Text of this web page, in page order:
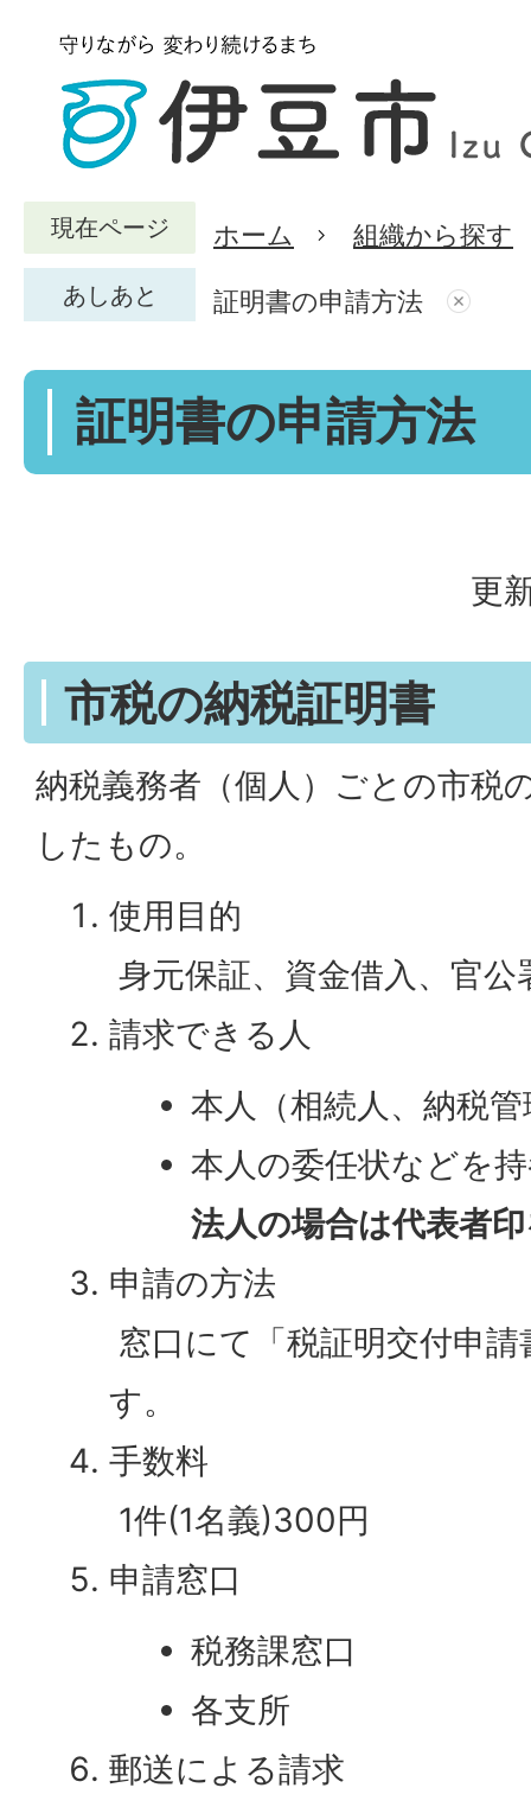
現在ページ ホーム 組織から探す
あしあと 証明書の申請方法
証明書の申請方法
更
市税の納税証明書
納税義務者（個人）ごとの市税
したもの。
使用目的
身元保証、資金借入、官
請求できる人
本人（相続人、納税
本人の委任状などを
法人の場合は代表者
申請の方法
窓口にて「税証明交付申
す。
手数料
1件(1名義)300円
申請窓口
税務課窓口
各支所
郵送による請求